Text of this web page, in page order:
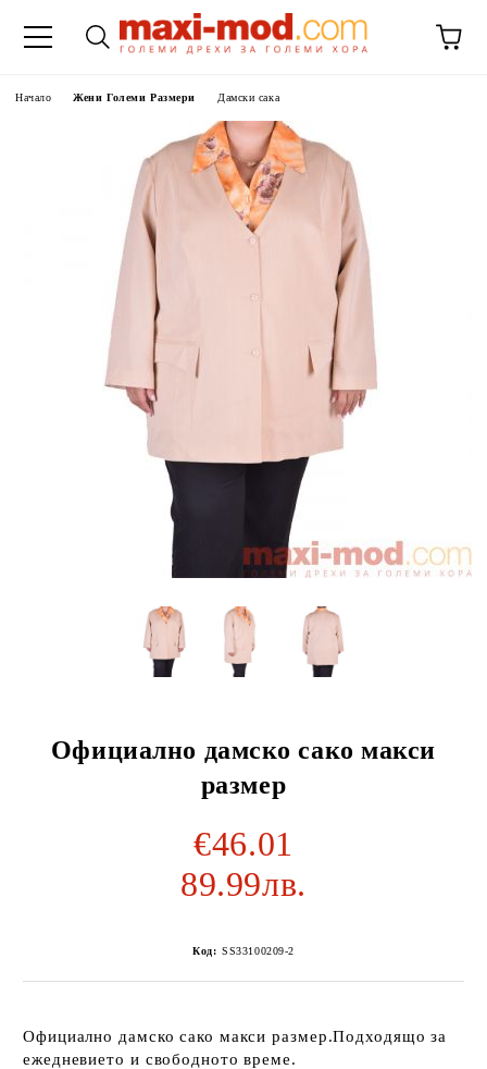
Начало Жени Големи Размери Дамски сака
Официално дамско сако макси
размер
€46.01
89.99лв.
Код: SS33100209-2
Официално дамско сако макси размер.Подходящо за
ежедневието и свободното време.